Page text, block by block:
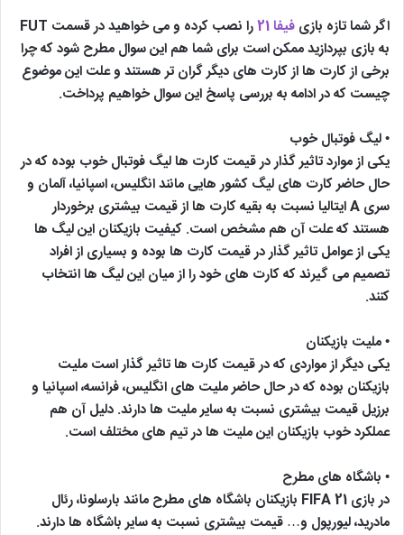
اگر شما تازه بازی فیفا 21
را نصب کرده و می خواهید در قسمت FUT
به بازی بپردازید ممکن است برای شما هم این سوال مطرح شود که چرا
برخی از کارت ها از کارت های دیگر گران تر هستند و علت این موضوع
چیست که در ادامه به بررسی پاسخ این سوال خواهیم پرداخت.
• لیگ فوتبال خوب
یکی از موارد تاثیر گذار در قیمت کارت ها لیگ فوتبال خوب بوده که در
حال حاضر کارت های لیگ کشور هایی مانند انگلیس، اسپانیا، آلمان و
سری A ایتالیا نسبت به بقیه کارت ها از قیمت بیشتری برخوردار
هستند که علت آن هم مشخص است. کیفیت بازیکنان این لیگ ها
یکی از عوامل تاثیر گذار در قیمت کارت ها بوده و بسیاری از افراد
تصمیم می گیرند که کارت های خود را از میان این لیگ ها انتخاب
کنند.
• ملیت بازیکنان
یکی دیگر از مواردی که در قیمت کارت ها تاثیر گذار است ملیت
بازیکنان بوده که در حال حاضر ملیت های انگلیس، فرانسه، اسپانیا و
برزیل قیمت بیشتری نسبت به سایر ملیت ها دارند. دلیل آن هم
عملکرد خوب بازیکنان این ملیت ها در تیم های مختلف است.
• باشگاه های مطرح
در بازی FIFA 21 بازیکنان باشگاه های مطرح مانند بارسلونا، رئال
مادرید، لیورپول و… قیمت بیشتری نسبت به سایر باشگاه ها دارند.